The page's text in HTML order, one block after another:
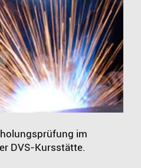
im
DVS-Kursstätte.